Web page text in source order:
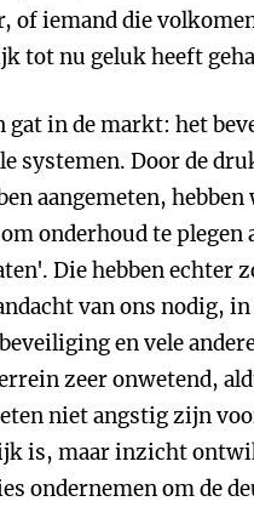
of iemand die
tot nu geluk heeft
gat in de markt: het
systemen. Door de
aangemeten, hebben
onderhoud te plegen
Die hebben echter
van ons nodig,
en vele
zeer onwetend,
niet angstig zijn
is, maar inzicht
ondernemen om de